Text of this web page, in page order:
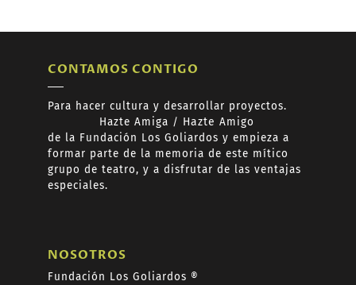
CONTAMOS CONTIGO
Para hacer cultura y desarrollar proyectos.
Hazte Amiga / Hazte Amigo
de la Fundación Los Goliardos y empieza a
formar parte de la memoria de este mítico
grupo de teatro, y a disfrutar de las ventajas
especiales.
NOSOTROS
Fundación Los Goliardos ®